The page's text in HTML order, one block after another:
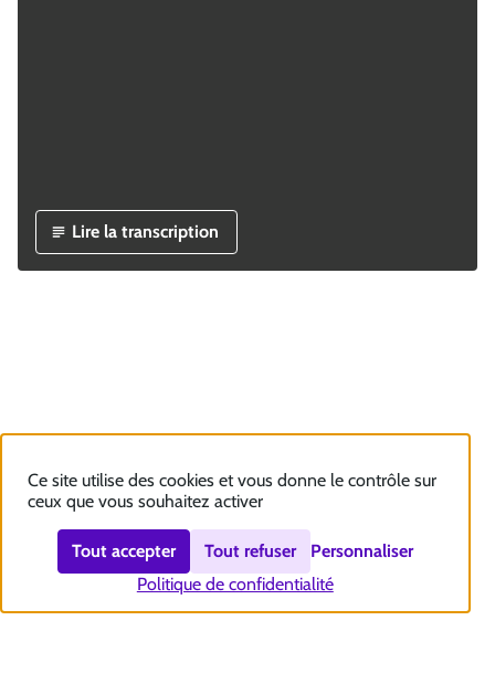
Lire la transcription
Ce site utilise des cookies et vous donne le contrôle sur
ceux que vous souhaitez activer
Tout accepter Tout refuser
Personnaliser
Politique de confidentialité